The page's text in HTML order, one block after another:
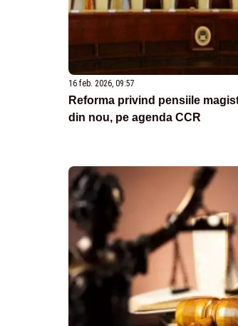
16 feb. 2026, 09:57
Reforma privind pensiile
din nou, pe agenda CCR